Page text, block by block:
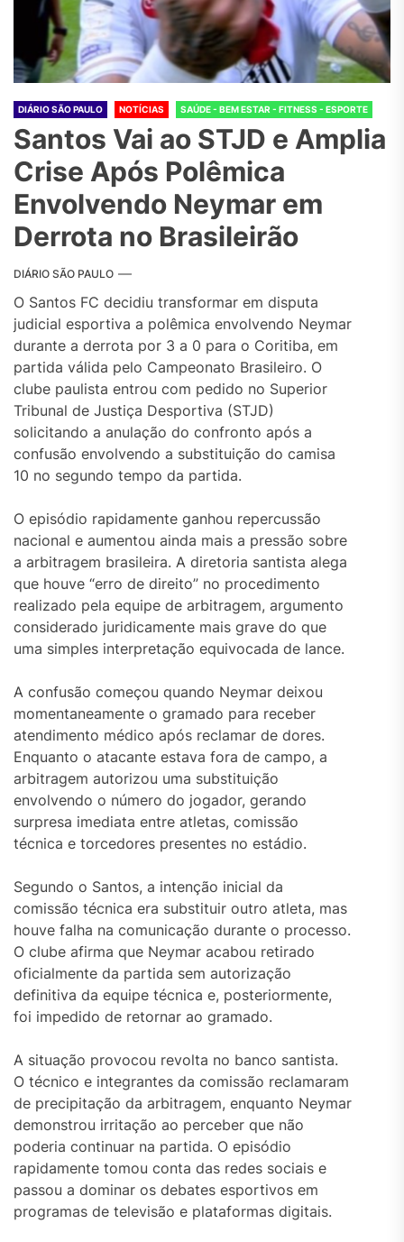
DIÁRIO SÃO PAULO NOTÍCIAS SAÚDE - BEM ESTAR - FITNESS - ESPORTE
Santos Vai ao STJD e Amplia
Crise Após Polêmica
Envolvendo Neymar em
Derrota no Brasileirão
DIÁRIO SÃO PAULO
O Santos FC decidiu transformar em disputa
judicial esportiva a polêmica envolvendo Neymar
durante a derrota por 3 a 0 para o Coritiba, em
partida válida pelo Campeonato Brasileiro. O
clube paulista entrou com pedido no Superior
Tribunal de Justiça Desportiva (STJD)
solicitando a anulação do confronto após a
confusão envolvendo a substituição do camisa
10 no segundo tempo da partida.
O episódio rapidamente ganhou repercussão
nacional e aumentou ainda mais a pressão sobre
a arbitragem brasileira. A diretoria santista alega
que houve “erro de direito” no procedimento
realizado pela equipe de arbitragem, argumento
considerado juridicamente mais grave do que
uma simples interpretação equivocada de lance.
A confusão começou quando Neymar deixou
momentaneamente o gramado para receber
atendimento médico após reclamar de dores.
Enquanto o atacante estava fora de campo, a
arbitragem autorizou uma substituição
envolvendo o número do jogador, gerando
surpresa imediata entre atletas, comissão
técnica e torcedores presentes no estádio.
Segundo o Santos, a intenção inicial da
comissão técnica era substituir outro atleta, mas
houve falha na comunicação durante o processo.
O clube afirma que Neymar acabou retirado
oficialmente da partida sem autorização
definitiva da equipe técnica e, posteriormente,
foi impedido de retornar ao gramado.
A situação provocou revolta no banco santista.
O técnico e integrantes da comissão reclamaram
de precipitação da arbitragem, enquanto Neymar
demonstrou irritação ao perceber que não
poderia continuar na partida. O episódio
rapidamente tomou conta das redes sociais e
passou a dominar os debates esportivos em
programas de televisão e plataformas digitais.